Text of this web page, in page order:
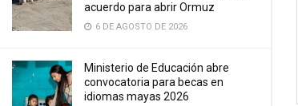
acuerdo para abrir Ormuz
6 DE AGOSTO DE 2026
Ministerio de Educación abre
convocatoria para becas en
idiomas mayas 2026